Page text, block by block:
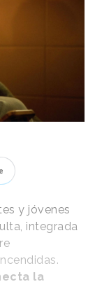
y jóvenes
integrada
la